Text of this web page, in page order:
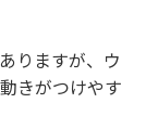
りますが、ウ
きがつけやす